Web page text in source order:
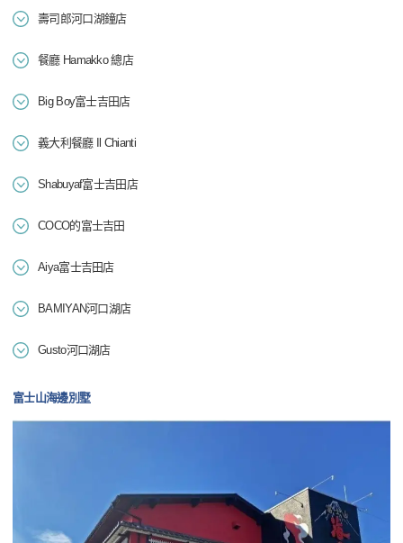
壽司郎河口湖鐘店
餐廳 Hamakko 總店
Big Boy富士吉田店
義大利餐廳 Il Chianti
Shabuyaf富士吉田店
COCO的富士吉田
Aiya富士吉田店
BAMIYAN河口湖店
Gusto河口湖店
富士山海邊別墅